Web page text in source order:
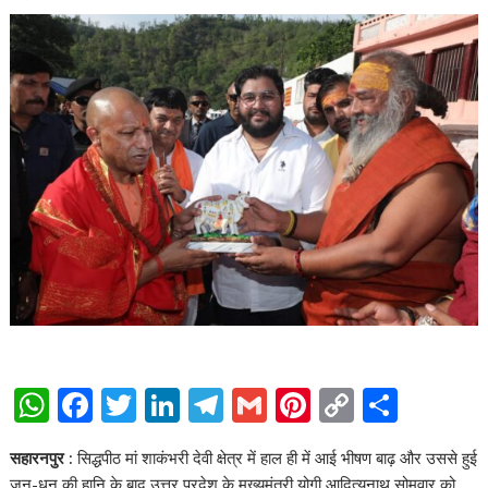
W
at
F
ac
e
T
w
itt
Li
n
k
T
el
e
G
m
ai
Pi
nt
er
C
p
h
ar
सहारनपुर : सिद्धपीठ मां शाकंभरी देवी क्षेत्र में हाल ही में आई भीषण बाढ़ और उससे हुई
जन-धन की हानि के बाद उत्तर प्रदेश के मुख्यमंत्री योगी आदित्यनाथ सोमवार को